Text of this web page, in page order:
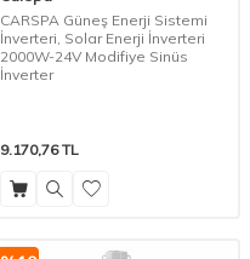
CARSPA Güneş Enerji Sistemi
İnverteri, Solar Enerji İnverteri
2000W-24V Modifiye Sinüs
İnverter
9.170,76TL